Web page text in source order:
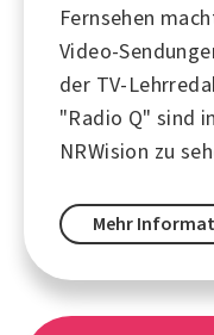
Fernsehen
Video-
der TV-
"Radio Q" sind
NRWision zu
Mehr